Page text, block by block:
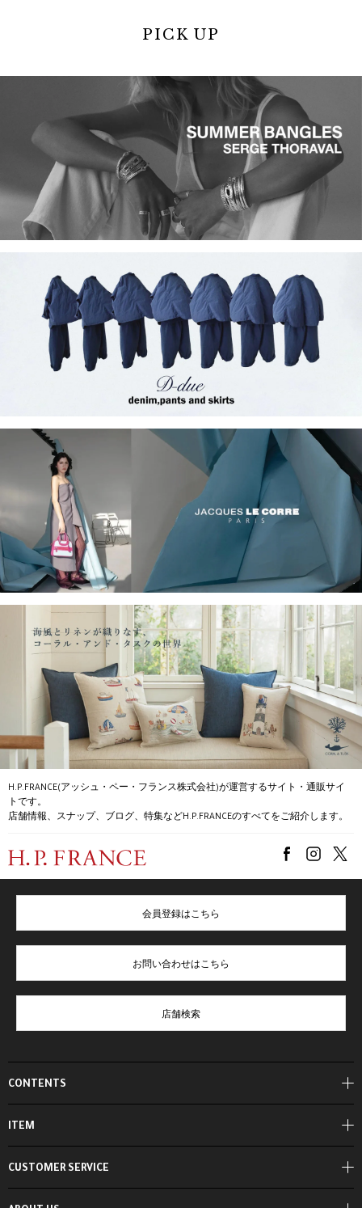
PICK UP
H.P.FRANCE(アッシュ・ペー・フランス株式会社)が運営するサイト・通販サイ
トです。
店舗情報、スナップ、ブログ、特集などH.P.FRANCEのすべてをご紹介します。
CONTENTS
ITEM
会員登録はこちら
お問い合わせはこちら
店舗検索
CUSTOMER SERVICE